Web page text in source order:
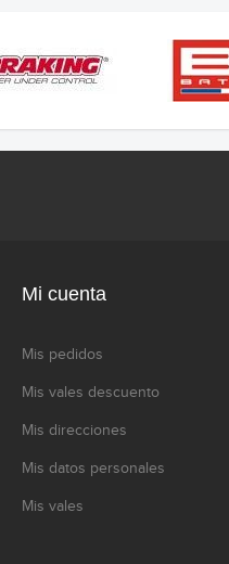
Mi cuenta
Mis pedidos
Mis vales descuento
Mis direcciones
Mis datos personales
Mis vales